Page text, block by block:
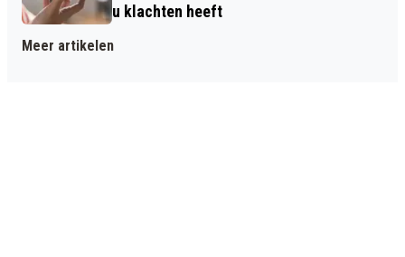
u klachten heeft
Meer artikelen